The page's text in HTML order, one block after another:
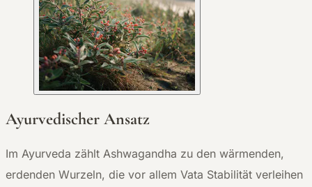
Ayurvedischer Ansatz
Im Ayurveda zählt Ashwagandha zu den wärmenden,
erdenden Wurzeln, die vor allem Vata Stabilität verleihen